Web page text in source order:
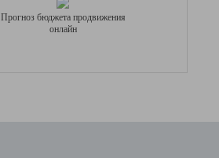
Прогноз бюджета продвижения
онлайн